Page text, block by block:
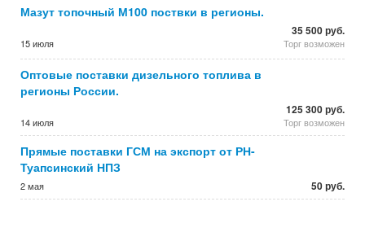
Мазут топочный М100 поствки в регионы.
15 июля
35 500 руб.
Торг возможен
Оптовые поставки дизельного топлива в
регионы России.
14 июля
125 300 руб.
Торг возможен
Прямые поставки ГСМ на экспорт от РН-
Туапсинский НПЗ
2 мая 50 руб.